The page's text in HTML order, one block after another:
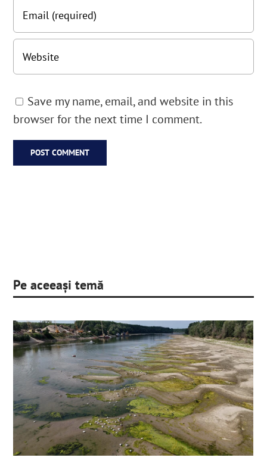
Save my name, email, and website in this
browser for the next time I comment.
Pe aceeași temă